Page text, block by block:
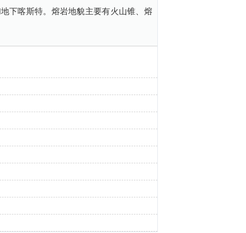
下喀斯特。熔岩地貌主要有火山锥、熔